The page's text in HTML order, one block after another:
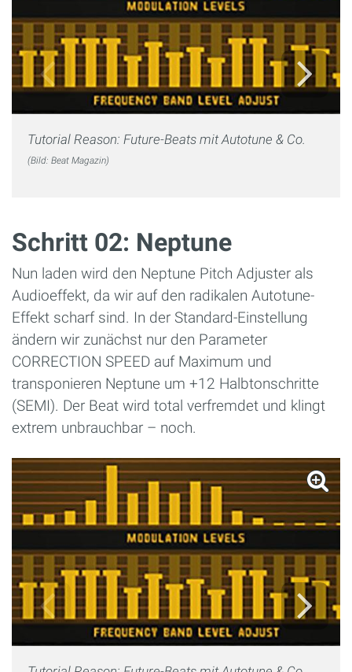
Tutorial Reason: Future-Beats mit Autotune & Co.
(Bild: Beat Magazin)
Schritt 02: Neptune
Nun laden wird den Neptune Pitch Adjuster als
Audioeffekt, da wir auf den radikalen Autotune-
Effekt scharf sind. In der Standard-Einstellung
ändern wir zunächst nur den Parameter
CORRECTION SPEED auf Maximum und
transponieren Neptune um +12 Halbtonschritte
(SEMI). Der Beat wird total verfremdet und klingt
extrem unbrauchbar – noch.